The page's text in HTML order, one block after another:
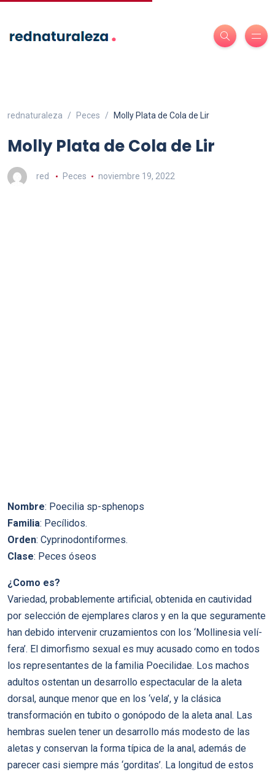
rednaturaleza Peces Molly Plata de Cola de Lir
Molly Plata de Cola de Lir
red Peces noviembre 19, 2022
Nombre: Poecilia sp-sphenops
Familia: Pecí­lidos.
Orden: Cyprinodontiformes.
Clase: Peces óseos
¿Como es?
Variedad, probablemente artificial, obtenida en cautividad
por selección de ejemplares claros y en la que seguramente
han debido intervenir cruzamientos con los ‘Mollinesia velí­
fera’. El dimorfismo sexual es muy acusado como en todos
los representantes de la familia Poecilidae. Los machos
adultos ostentan un desarrollo espectacular de la aleta
dorsal, aunque menor que en los ‘vela’, y la clásica
transformación en tubito o gonópodo de la aleta anal. Las
hembras suelen tener un desarrollo más modesto de las
aletas y conservan la forma tí­pica de la anal, además de
parecer casi siempre más ‘gorditas’. La longitud de estos